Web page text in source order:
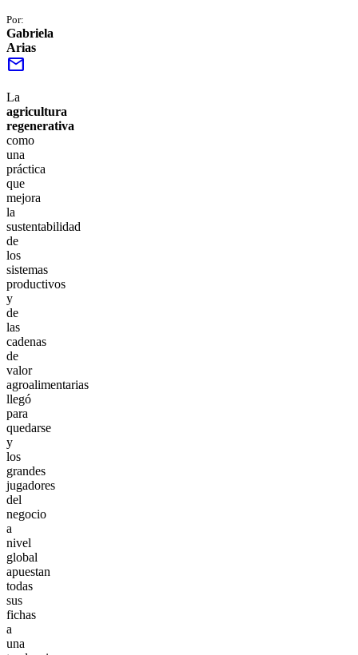
Por:
Gabriela
Arias
mail
La
agricultura
regenerativa
como
una
práctica
que
mejora
la
sustentabilidad
de
los
sistemas
productivos
y
de
las
cadenas
de
valor
agroalimentarias
llegó
para
quedarse
y
los
grandes
jugadores
del
negocio
a
nivel
global
apuestan
todas
sus
fichas
a
una